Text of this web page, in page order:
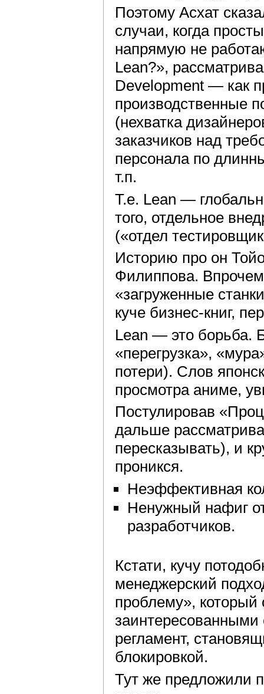
Поэтому Асхат
случаи, когда
напрямую не
Lean?»,
Development — как
производственные
(нехватка
заказчиков над
персонала по
т.п.
Т.е. Lean —
того, отдельное
(«отдел
Историю про он
Филиппова.
«загруженные
куче бизнес-книг,
Lean — это борьба.
«перегрузка»,
потери). Слов
просмотра аниме,
Постулировав
дальше
пересказывать), и
проникся.
Неэффективная
Ненужный нафиг
разработчиков.
Кстати, кучу
менеджерский
проблему»,
регламент,
блокировкой.
Тут же предложили